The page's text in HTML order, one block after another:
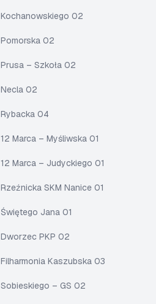
Kochanowskiego 02
Pomorska 02
Prusa – Szkoła 02
Necla 02
Rybacka 04
12 Marca – Myśliwska 01
12 Marca – Judyckiego 01
Rzeźnicka SKM Nanice 01
Świętego Jana 01
Dworzec PKP 02
Filharmonia Kaszubska 03
Sobieskiego – GS 02